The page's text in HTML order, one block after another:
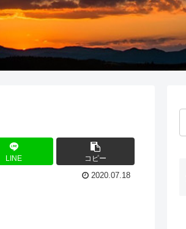
LINE コピー
2020.07.18